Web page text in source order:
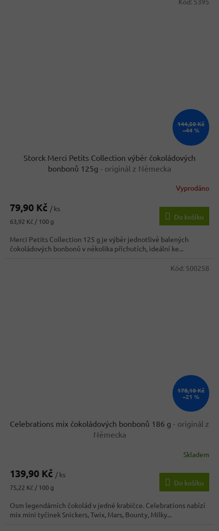
144,50 Kč
–44 %
Storck Merci Petits Collection výběr čokoládových
bonbonů 125g - originál z Německa
produktu
4,4
z
5
hvězdiček.
Vyprodáno
79,90 Kč / ks
Měrná
63,92 Kč / 100 g
Do košíku
Merci Petits Collection 125 g je výběr jednotlivě balených
čokoládových bonbonů v několika příchutích, ideální ke...
178,10 Kč
–21 %
Celebrations mix čokoládových bonbonů 186 g - originál z
Německa
produktu
4,1
z
hvězdiček.
Skladem
139,90 Kč / ks
Měrná
75,22 Kč / 100 g
Do košíku
Osm legendárních čokolád v jedné krabičce. Celebrations nabízí
mix mini tyčinek Snickers, Twix, Mars, Bounty, Milky...
Kód: 500258